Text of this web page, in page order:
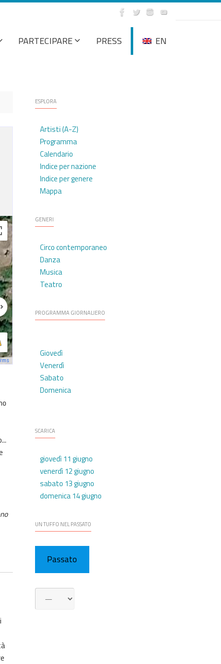
PARTECIPARE PRESS EN
ESPLORA
Artisti (A-Z)
Programma
Calendario
Indice per nazione
Indice per genere
Mappa
GENERI
Circo contemporaneo
Danza
Musica
Teatro
PROGRAMMA GIORNALIERO
Giovedì
Venerdì
Sabato
Domenica
SCARICA
giovedì 11 giugno
venerdì 12 giugno
sabato 13 giugno
domenica 14 giugno
UN TUFFO NEL PASSATO
Passato